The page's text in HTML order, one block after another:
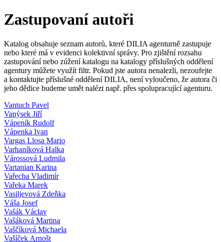
Zastupovaní autoři
Katalog obsahuje seznam autorů, které DILIA agenturně zastupuje
nebo které má v evidenci kolektivní správy. Pro zjištění rozsahu
zastupování nebo zúžení katalogu na katalogy příslušných oddělení
agentury můžete využít filtr. Pokud jste autora nenalezli, nezoufejte
a kontaktujte příslušné oddělení DILIA, není vyloučeno, že autora či
jeho dědice budeme umět nalézt např. přes spolupracující agenturu.
Vantuch Pavel
Vanýsek Jiří
Vápeník Rudolf
Vápenka Ivan
Vargas Llosa Mario
Varhaníková Halka
Várossová Ludmila
Vartanian Karina
Vařecha Vladimír
Vařeka Marek
Vasiljevová Zdeňka
Váša Josef
Vašák Václav
Vašáková Martina
Vaščíková Michaela
Vašíček Arnošt